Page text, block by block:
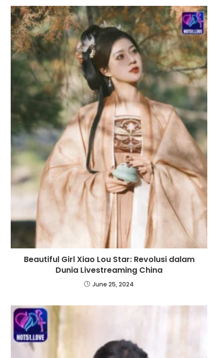
Beautiful Girl Xiao Lou Star: Revolusi dalam
Dunia Livestreaming China
June 25, 2024